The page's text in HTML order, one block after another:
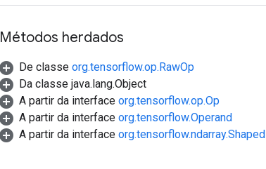
Métodos herdados
De classe org.tensorflow.op.RawOp
Da classe java.lang.Object
A partir da interface org.tensorflow.op.Op
A partir da interface org.tensorflow.Operand
A partir da interface org.tensorflow.ndarray.Shaped